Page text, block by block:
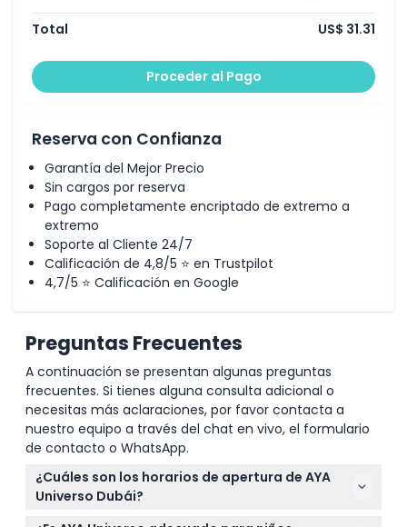
Total US$ 31.31
Proceder al Pago
Reserva con Confianza
Garantía del Mejor Precio
Sin cargos por reserva
Pago completamente encriptado de extremo a
extremo
Soporte al Cliente 24/7
Calificación de 4,8/5 ⭐ en Trustpilot
4,7/5 ⭐ Calificación en Google
Preguntas Frecuentes
A continuación se presentan algunas preguntas
frecuentes. Si tienes alguna consulta adicional o
necesitas más aclaraciones, por favor contacta a
nuestro equipo a través del chat en vivo, el formulario
de contacto o WhatsApp.
¿Cuáles son los horarios de apertura de AYA
Universo Dubái?
AYA Universo Dubái está abierto de domingo a